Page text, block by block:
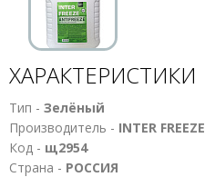
ХАРАКТЕРИСТИКИ
Тип - Зелёный
Производитель - INTER FREEZE
Код - щ2954
Страна - РОССИЯ